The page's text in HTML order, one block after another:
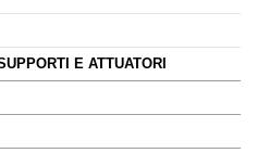
E ATTUATORI